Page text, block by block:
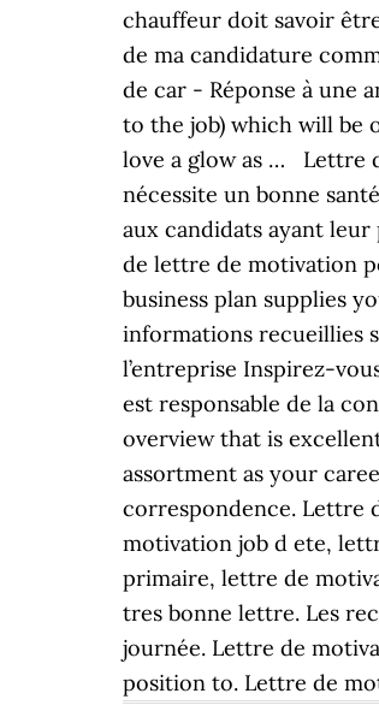
chauffeur doit savoir
de ma candidature
de car - Réponse à une
to the job) which will be
love a glow as … Lettre
nécessite un bonne
aux candidats ayant
de lettre de motivation
business plan supplies
informations recueillies
l’entreprise Inspirez-
est responsable de la
overview that is
assortment as your
correspondence. Lettre
motivation job d ete,
primaire, lettre de
tres bonne lettre. Les
journée. Lettre de
position to. Lettre de